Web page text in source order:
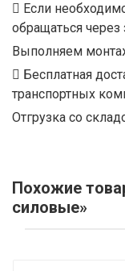
Если
обращаться через
Выполняем
Бесплатная
транспортных
Отгрузка со
Похожие
силовые»